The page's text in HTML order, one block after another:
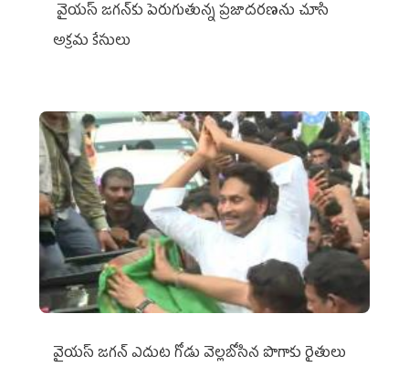
వైయ‌స్ జగన్‌కు పెరుగుతున్న ప్రజాదరణను చూసి
అక్రమ కేసులు
వైయ‌స్‌ జగన్ ఎదుట గోడు వెల్లబోసిన పొగాకు రైతులు